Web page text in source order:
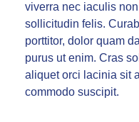
viverra nec iaculis
sollicitudin felis.
porttitor, dolor quam
purus ut enim. Cras
aliquet orci lacinia sit
commodo suscipit.